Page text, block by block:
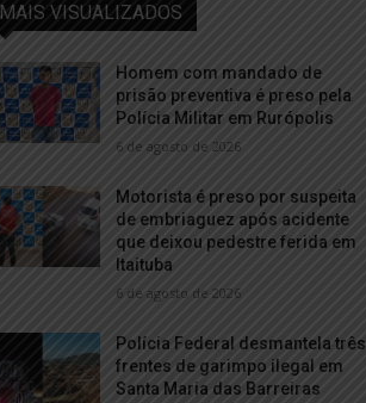
MAIS VISUALIZADOS
Homem com mandado de
prisão preventiva é preso pela
Polícia Militar em Rurópolis
6 de agosto de 2026
Motorista é preso por suspeita
de embriaguez após acidente
que deixou pedestre ferida em
Itaituba
6 de agosto de 2026
Polícia Federal desmantela três
frentes de garimpo ilegal em
Santa Maria das Barreiras